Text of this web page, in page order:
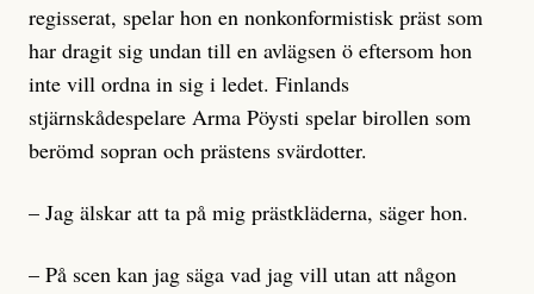
regisserat, spelar hon en nonkonformistisk präst som
har dragit sig undan till en avlägsen ö eftersom hon
inte vill ordna in sig i ledet. Finlands
stjärnskådespelare Arma Pöysti spelar birollen som
berömd sopran och prästens svärdotter.
– Jag älskar att ta på mig prästkläderna, säger hon.
– På scen kan jag säga vad jag vill utan att någon